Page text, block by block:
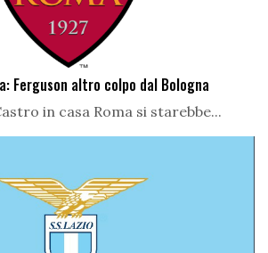
Ferguson altro colpo dal Bologna
in casa Roma si starebbe...